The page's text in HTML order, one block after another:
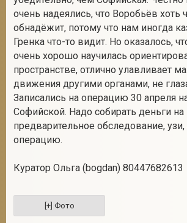
очень надеялись, что Воробьёв хоть
обнадёжит, потому что нам иногда
Гренка что-то видит. Но оказалось,
очень хорошо научилась
пространстве, отлично улавливает
движения другими органами, не
Записались на операцию 30 апреля
Софийской. Надо собирать деньги на
предварительное обследование,
операцию.
Куратор Ольга (bogdan) 80447682613